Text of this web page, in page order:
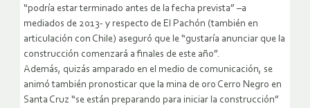
“podría estar terminado antes de la fecha prevista” –a
mediados de 2013- y respecto de El Pachón (también en
articulación con Chile) aseguró que le “gustaría anunciar que la
construcción comenzará a finales de este año”.
Además, quizás amparado en el medio de comunicación, se
animó también pronosticar que la mina de oro Cerro Negro en
Santa Cruz “se están preparando para iniciar la construcción”